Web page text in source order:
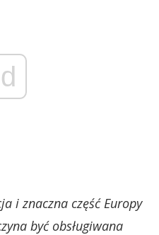
i znaczna część Europy
być obsługiwana